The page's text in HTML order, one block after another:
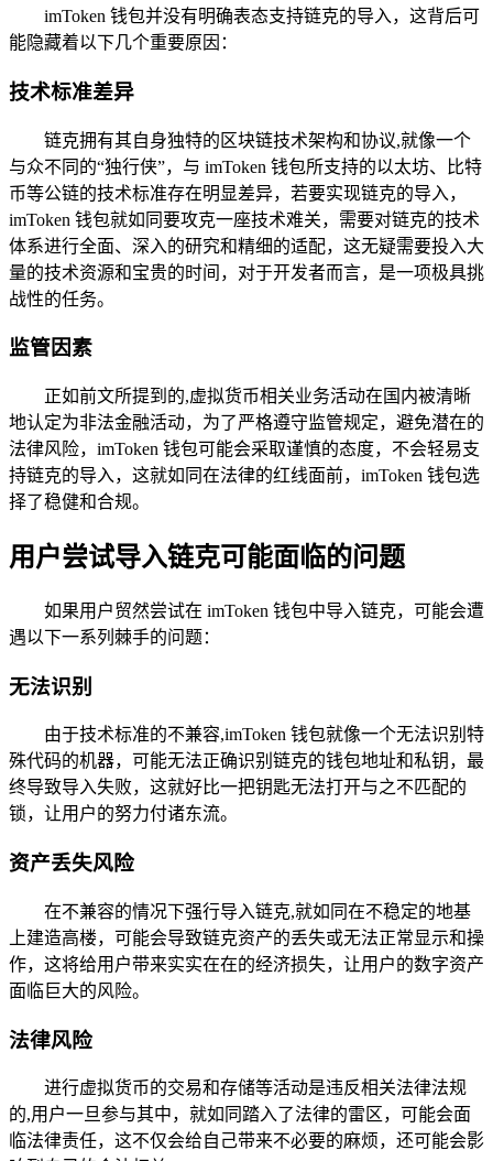
imToken 钱包并没有明确表态支持链克的导入，这背后可
能隐藏着以下几个重要原因：
技术标准差异
链克拥有其自身独特的区块链技术架构和协议,就像一个
与众不同的“独行侠”，与 imToken 钱包所支持的以太坊、比特
币等公链的技术标准存在明显差异，若要实现链克的导入，
imToken 钱包就如同要攻克一座技术难关，需要对链克的技术
体系进行全面、深入的研究和精细的适配，这无疑需要投入大
量的技术资源和宝贵的时间，对于开发者而言，是一项极具挑
战性的任务。
监管因素
正如前文所提到的,虚拟货币相关业务活动在国内被清晰
地认定为非法金融活动，为了严格遵守监管规定，避免潜在的
法律风险，imToken 钱包可能会采取谨慎的态度，不会轻易支
持链克的导入，这就如同在法律的红线面前，imToken 钱包选
择了稳健和合规。
用户尝试导入链克可能面临的问题
如果用户贸然尝试在 imToken 钱包中导入链克，可能会遭
遇以下一系列棘手的问题：
无法识别
由于技术标准的不兼容,imToken 钱包就像一个无法识别特
殊代码的机器，可能无法正确识别链克的钱包地址和私钥，最
终导致导入失败，这就好比一把钥匙无法打开与之不匹配的
锁，让用户的努力付诸东流。
资产丢失风险
在不兼容的情况下强行导入链克,就如同在不稳定的地基
上建造高楼，可能会导致链克资产的丢失或无法正常显示和操
作，这将给用户带来实实在在的经济损失，让用户的数字资产
面临巨大的风险。
法律风险
进行虚拟货币的交易和存储等活动是违反相关法律法规
的,用户一旦参与其中，就如同踏入了法律的雷区，可能会面
临法律责任，这不仅会给自己带来不必要的麻烦，还可能会影